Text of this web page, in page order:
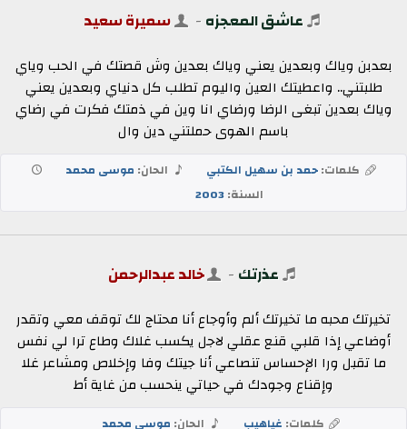
عاشق المعجزه - سميرة سعيد
بعدبن وياك وبعدين يعني وياك بعدين وش قصتك في الحب وياي
طلبتني.. واعطيتك العين واليوم تطلب كل دنياي وبعدين يعني
وياك بعدين تبغى الرضا ورضاي انا وين في ذمتك فكرت في رضاي
باسم الهوى حملتني دين وال
كلمات:حمد بن سهيل الكتبي الحان: موسى محمد
السنة:2003
عذرتك - خالد عبدالرحمن
تخيرتك محبه ما تخيرتك ألم وأوجاع أنا محتاج لك توقف معي وتقدر
أوضاعي إذا قلبي قنع عقلي لاجل يكسب غلاك وطاع ترا لي نفس
ما تقبل ورا الإحساس تنصاعي أنا جيتك وفا وإخلاص ومشاعر غلا
وإقناع وجودك في حياتي ينحسب من غاية أط
كلمات: غياهيب الحان: موسى محمد